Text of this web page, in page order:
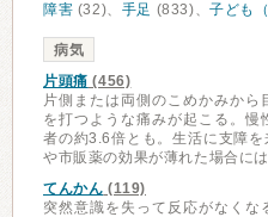
障害 (32)、 手足 (833)、子ども
病気
片頭痛 (456)
片側または両側のこめかみから
を打つような痛みが起こる。慢
者の約3.6倍とも。生活に支障
や市販薬の効果が薄れた場合に
てんかん (119)
突然意識を失って反応がなくな